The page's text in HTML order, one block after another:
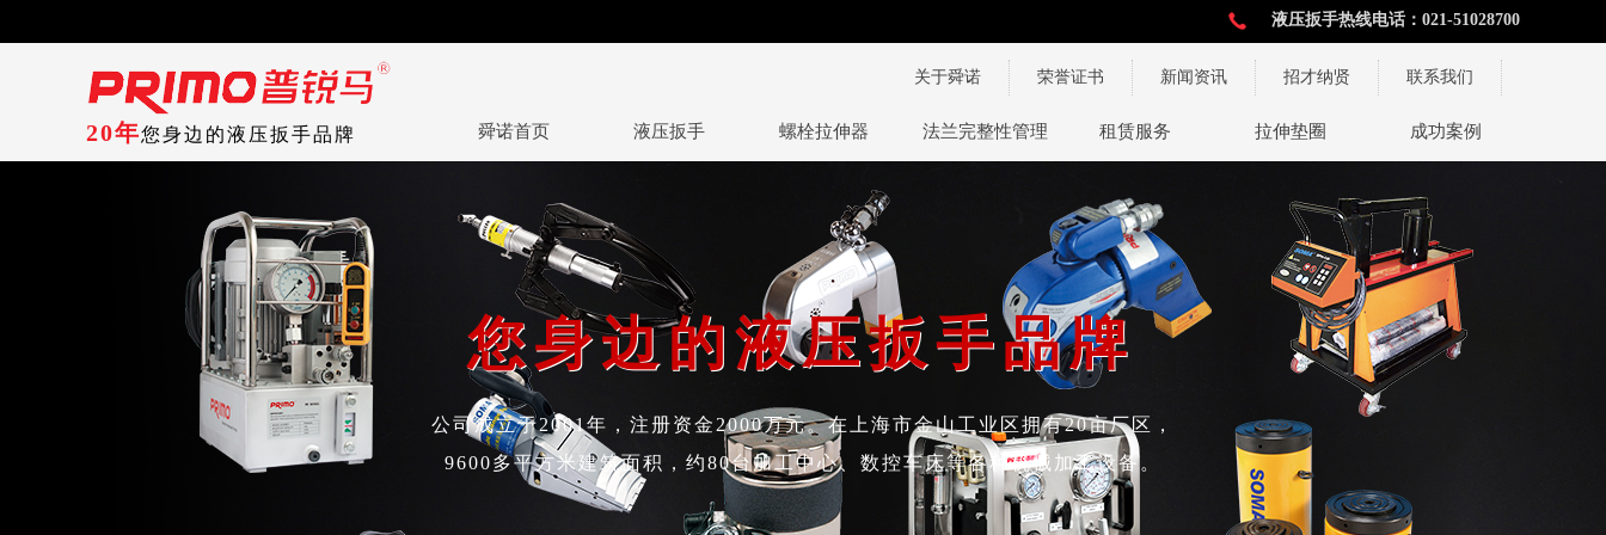
公司成立于2001年，注册资金2000万元。在上海市金山工业区拥有20亩厂区，
9600多平方米建筑面积，约80台加工中心、数控车床等各种机械加工设备。
您身边的液压扳手品牌
您身边的液压扳手品牌
液压扳手热线电话：021-51028700
20年您身边的液压扳手品牌 舜诺首页 液压扳手 螺栓拉伸器 法兰完整性管理技术与服务租赁服务 拉伸垫圈 成功案例
关于舜诺 荣誉证书 新闻资讯 招才纳贤 联系我们